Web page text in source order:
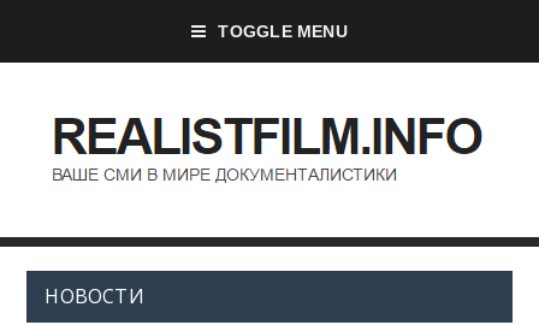
TOGGLE MENU
НОВОСТИ